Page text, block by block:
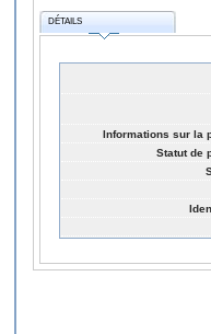
DÉTAILS
Informations sur la
Statut de